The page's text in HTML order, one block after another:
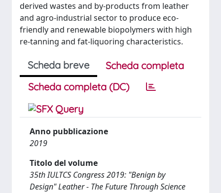
derived wastes and by-products from leather
and agro-industrial sector to produce eco-
friendly and renewable biopolymers with high
re-tanning and fat-liquoring characteristics.
Scheda breve
Scheda completa
Scheda completa (DC)
Anno pubblicazione
2019
Titolo del volume
35th IULTCS Congress 2019: "Benign by
Design" Leather - The Future Through Science